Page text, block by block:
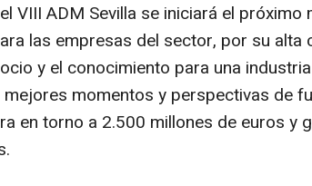
VIII ADM Sevilla se iniciará el próximo
las empresas del sector, por su alta
y el conocimiento para una
momentos y perspectivas de
en torno a 2.500 millones de euros y